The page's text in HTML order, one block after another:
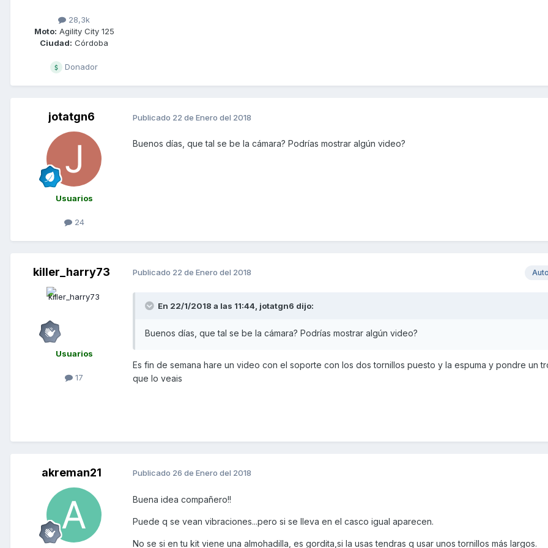
28,3k
Moto: Agility City 125
Ciudad: Córdoba
Donador
jotatgn6
Usuarios
24
Publicado 22 de Enero del 2018
Buenos días, que tal se be la cámara? Podrías mostrar algún video?
killer_harry73
Usuarios
17
Publicado 22 de Enero del 2018
En 22/1/2018 a las 11:44, jotatgn6 dijo:
Buenos días, que tal se be la cámara? Podrías mostrar algún video?
Es fin de semana hare un video con el soporte con los dos tornillos puesto y la espuma y pondre un
que lo veais
akreman21 Publicado 26 de Enero del 2018
Buena idea compañero!!
Puede q se vean vibraciones...pero si se lleva en el casco igual aparecen.
No se si en tu kit viene una almohadilla, es gordita,si la usas tendras q usar unos tornillos más largos.